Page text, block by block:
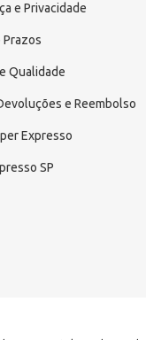
e Privacidade
Prazos
Qualidade
e Reembolso
Expresso
SP